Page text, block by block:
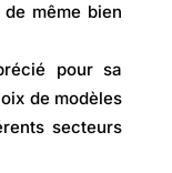
de même bien
pour sa
de modèles
secteurs